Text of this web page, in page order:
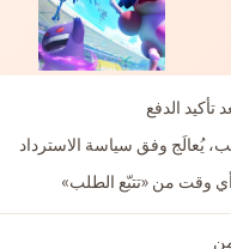
الدفع
يُعالَج وفق سياسة الاسترداد
أي وقت من «تتبّع الطلب»